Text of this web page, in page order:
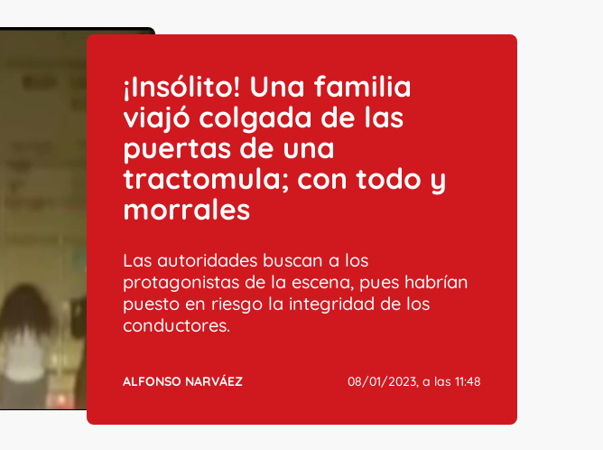
¡Insólito! Una familia
viajó colgada de las
puertas de una
tractomula; con todo y
morrales
Las autoridades buscan a los
protagonistas de la escena, pues habrían
puesto en riesgo la integridad de los
conductores.
ALFONSO NARVÁEZ 08/01/2023, a las 11:48